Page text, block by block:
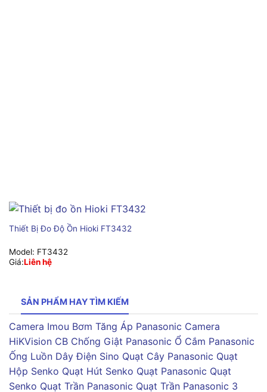
Thiết Bị Đo Độ Ồn Hioki FT3432
Model: FT3432
Giá:Liên hệ
SẢN PHẨM HAY TÌM KIẾM
Camera Imou Bơm Tăng Áp Panasonic Camera
HiKVision CB Chống Giật Panasonic Ổ Cắm Panasonic
Ống Luồn Dây Điện Sino Quạt Cây Panasonic Quạt
Hộp Senko Quạt Hút Senko Quạt Panasonic Quạt
Senko Quạt Trần Panasonic Quạt Trần Panasonic 3